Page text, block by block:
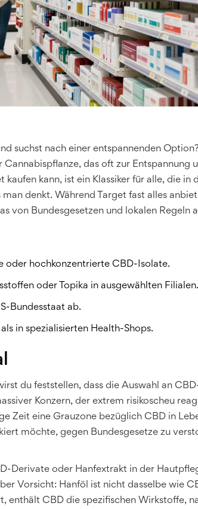
suchst nach einer entspannenden
das oft zur Entspannung
kaufen kann, ist ein Klassiker für alle, die in
denkt. Während Target fast alles
von Bundesgesetzen und lokalen Regeln
oder hochkonzentrierte CBD-Isolate.
oder Topika in ausgewählten Filialen.
Bundesstaat ab.
in spezialisierten Health-Shops.
du feststellen, dass die Auswahl an
Konzern, der extrem risikoscheu
Zeit eine Grauzone bezüglich CBD in
möchte, gegen Bundesgesetze zu
Derivate oder Hanfextrakt in der
Vorsicht: Hanföl ist nicht dasselbe wie
enthält CBD die spezifischen Wirkstoffe,